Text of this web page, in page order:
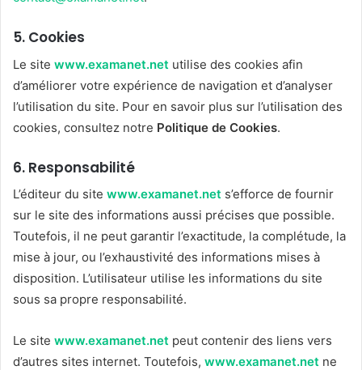
5. Cookies
Le site www.examanet.net utilise des cookies afin
d’améliorer votre expérience de navigation et d’analyser
l’utilisation du site. Pour en savoir plus sur l’utilisation des
cookies, consultez notre Politique de Cookies.
6. Responsabilité
L’éditeur du site www.examanet.net s’efforce de fournir
sur le site des informations aussi précises que possible.
Toutefois, il ne peut garantir l’exactitude, la complétude, la
mise à jour, ou l’exhaustivité des informations mises à
disposition. L’utilisateur utilise les informations du site
sous sa propre responsabilité.
Le site www.examanet.net peut contenir des liens vers
d’autres sites internet. Toutefois, www.examanet.net ne